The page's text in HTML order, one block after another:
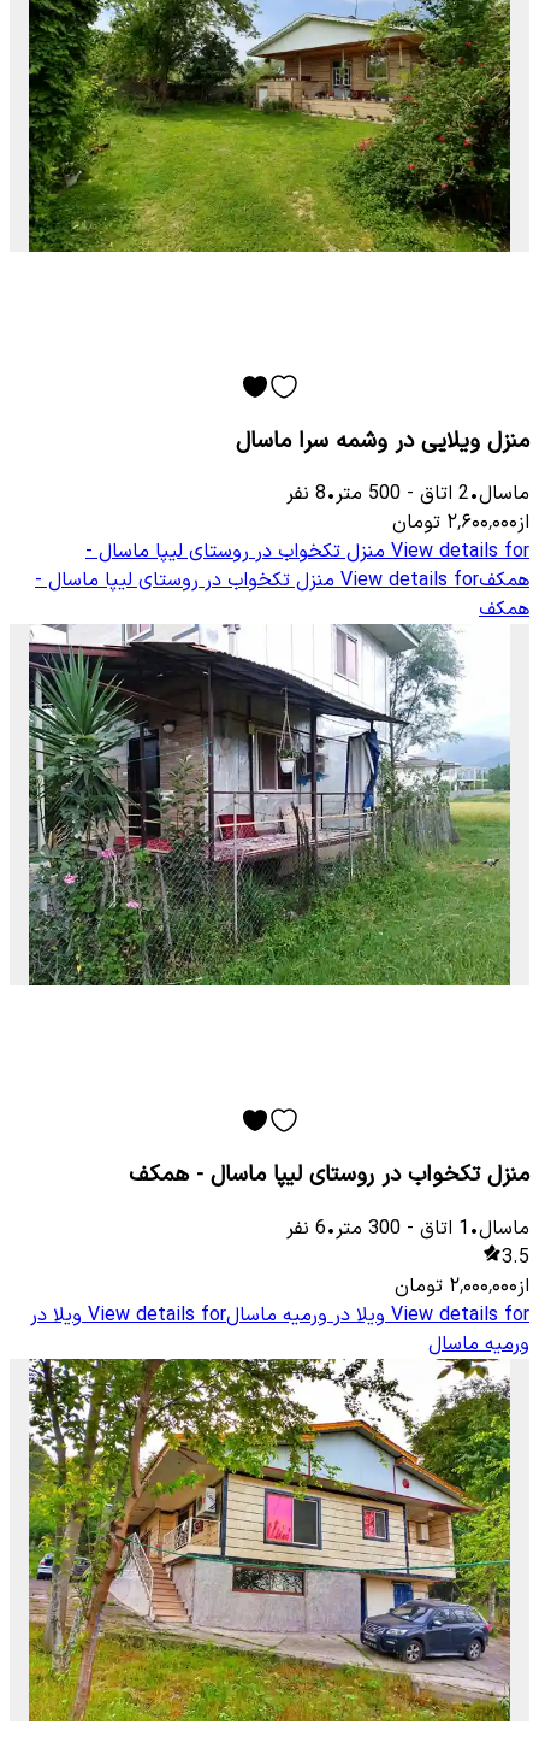
منزل ویلایی در وشمه سرا ماسال
ماسال•
2 اتاق -
500 متر•
8 نفر
از۲٬۶۰۰٬۰۰۰ تومان
View details for منزل تکخواب در روستای لیپا ماسال -
همکفView details for منزل تکخواب در روستای لیپا ماسال -
همکف
منزل تکخواب در روستای لیپا ماسال - همکف
ماسال•
1 اتاق -
300 متر•
6 نفر
3.5
از۲٬۰۰۰٬۰۰۰ تومان
View details for ویلا در ورمیه ماسالView details for ویلا در
ورمیه ماسال